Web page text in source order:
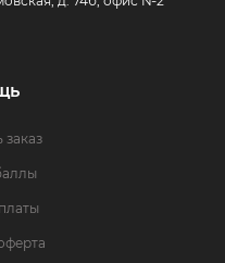
заказ